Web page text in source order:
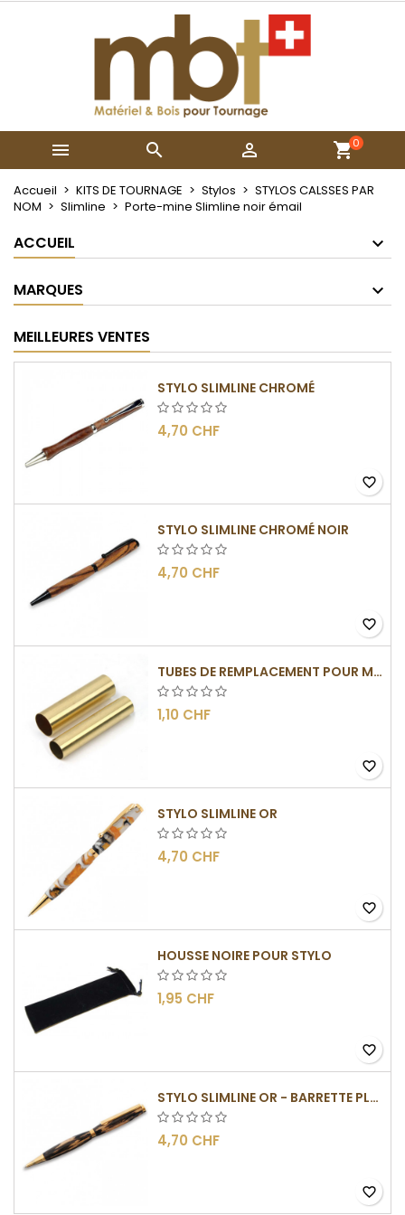
   0
Accueil KITS DE TOURNAGE Stylos
STYLOS CALSSES PAR
NOM
Slimline Porte-mine Slimline noir émail
ACCUEIL
MARQUES
MEILLEURES VENTES
STYLO SLIMLINE CHROMÉ
4,70 CHF
favorite_border
STYLO SLIMLINE CHROMÉ NOIR
4,70 CHF
favorite_border
TUBES DE REMPLACEMENT POUR MÉCANISME SLIMLINE
1,10 CHF
favorite_border
STYLO SLIMLINE OR
4,70 CHF
favorite_border
HOUSSE NOIRE POUR STYLO
1,95 CHF
favorite_border
STYLO SLIMLINE OR - BARRETTE PLATE
4,70 CHF
favorite_border
Mes listes
Créer une nouvelle liste
Créer une liste d'envies
Connexion
Vous devez être connecté pour ajouter des produits
à votre liste d'envies.
Annuler Connexion